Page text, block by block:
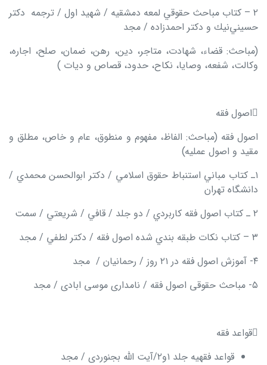
۲ – كتاب مباحث حقوقي لمعه دمشقیه / شهيد اول / ترجمه دکتر
حسينينيك و دكتر احمدزاده / مجد
(مباحث: قضاء، شهادت، متاجر، دین، رهن، ضمان، صلح، اجاره،
وکالت، شفعه، وصایا، نکاح، حدود، قصاص و دیات )
اصول فقه
اصول فقه (مباحث: الفاظ، مفهوم و منطوق، عام و خاص، مطلق و
مقید و اصول عملیه)
۱ـ كتاب مباني استنباط حقوق اسلامي / دكتر ابوالحسن محمدي /
دانشگاه تهران
۲ ـ كتاب اصول فقه كاربردي / دو جلد / قافي / شريعتي / سمت
۳ – كتاب نكات طبقه بندي شده اصول فقه / دكتر لطفي / مجد
۴- آموزش اصول فقه در ۲۱ روز / رحمانیان / مجد
۵- مباحث حقوقی اصول فقه / نامداری موسی ابادی / مجد
قواعد فقه
قواعد فقهیه جلد ۱و۲/آیت الله بجنوردی / مجد